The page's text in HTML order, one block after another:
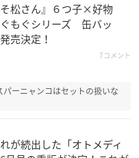
そ松さん』６つ子×好物
ぐもぐシリーズ 缶バッ
売決定！
7コメント
ーニャンコはセットの扱いな
が続出した「オトメディ